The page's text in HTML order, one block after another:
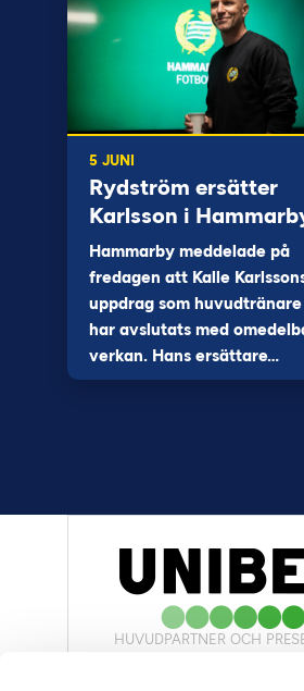
5 JUNI
Rydström ersätter
Karlsson i
Hammarby meddelade på
fredagen att Kalle
uppdrag som huvudtränare
har avslutats med
verkan. Hans ersättare…
HUVUDPARTNER OCH